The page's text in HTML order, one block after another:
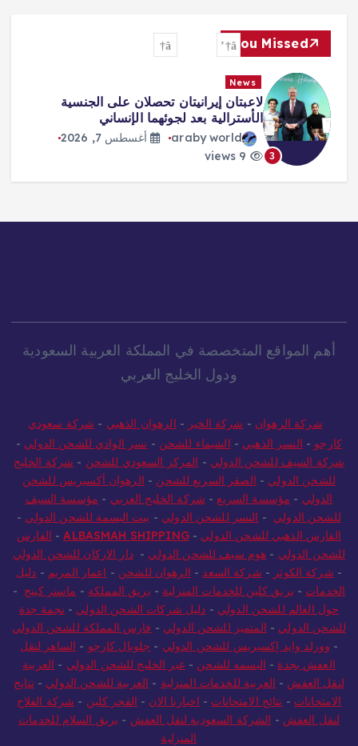
You Missed
3
News
لاعبتان إيرانيتان تحصلان على الجنسية
الأسترالية بعد لجوئهما الإنساني
araby world
أغسطس 7, 2026
أهم المواقع المتخصصة في المملكة العربية السعودية
ودول الخليج العربي
شركة الرهوان - شركة الخير - الرهوان الذهبي - شركة سعودي
كارجو - النسر الذهبي - الشيماء للشحن - نسر الوادي للشحن الدولي -
شركة السيف للشحن الدولي - المركز السعودي للشحن - شركة الخليج
للشحن الدولي - الصقر السريع للشحن - الرهوان أكسبريس للشحن
الدولي - مؤسسة السريع - شركة الخليج العربي - مؤسسة السيف
للشحن الدولي - النسر للشحن الدولي - بيت البسمة للشحن الدولي -
الفارس الذهبي للشحن الدولي -
ALBASMAH SHIPPING
- الفارس
للشحن الدولي - هوم سيف للشحن الدولي -دار الاركان للشحن الدولي
- شركة الكوثر - شركة السعد - الرهوان للشحن - اعمار المريم - دليل
الخدمات - بريق كلين للخدمات المنزلية - بريق المملكة - ماستر كينج -
حول العالم للشحن الدولي - دليل شركات الشحن الدولي - نجمة جدة
للشحن الدولي - المتميز للشحن الدولي - فارس المملكة للشحن الدولي
- وورلد وايد إكسبريس للشحن الدولي - جلوبال كارجو - الساهر لنقل
العفش بجدة - البسمه للشحن - عبر الخليج للشحن الدولي - العربية
لنقل العفش - العربية للخدمات المنزلية - العربية للشحن الدولي - نتايج
الامتحانات - نتائج الامتحانات - اخبارنا الان - الفجر كلين - شركة الفلاح
لنقل العفش - الشركة السعودية لنقل العفش - بريق السلام للخدمات
المنزلية